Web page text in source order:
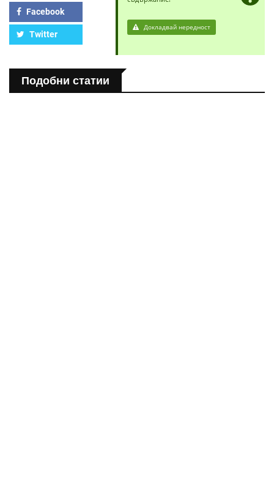
Facebook
Twitter
Докладвай нередност
Подобни статии